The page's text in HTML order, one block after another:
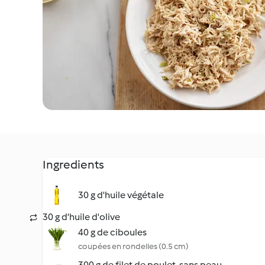
Ingredients
30 g d'huile végétale
30 g d'huile d'olive
40 g de ciboules
coupées en rondelles (0.5 cm)